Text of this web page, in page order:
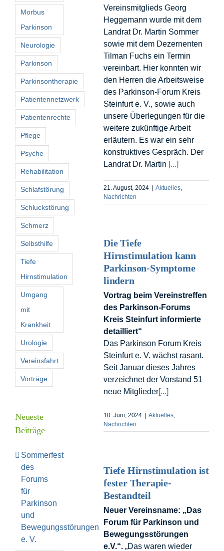
Vereinsmitglieds Georg
Heggemann wurde mit dem
Landrat Dr. Martin Sommer
sowie mit dem Dezernenten
Tilman Fuchs ein Termin
vereinbart. Hier konnten wir
den Herren die Arbeitsweise
des Parkinson-Forum Kreis
Steinfurt e. V., sowie auch
unsere Überlegungen für die
weitere zukünftige Arbeit
erläutern. Es war ein sehr
konstruktives Gespräch. Der
Landrat Dr. Martin [...]
21. August, 2024 | Aktuelles
Nachrichten
Die Tiefe
Hirnstimulation kann
Parkinson-Symptome
lindern
Vortrag beim Vereinstreffen
des Parkinson-Forums
Kreis Steinfurt informierte
detailliert“
Das Parkinson Forum Kreis
Steinfurt e. V. wächst rasant.
Seit Januar dieses Jahres
verzeichnet der Vorstand 51
neue Mitglieder[...]
10. Juni, 2024 | Aktuelles
Nachrichten
Tiefe Hirnstimulation ist
fester Therapie-
Bestandteil
Neuer Vereinsname: „Das
Forum für Parkinson und
Bewegungsstörungen
e.V.“. „Das waren wieder
Morbus
Parkinson
Neurologie
Parkinson
Parkinsontherapie
Patientennetzwerk
Patientenrechte
Pflege
Psyche
Rehabilitation
Schlafstörung
Schluckstörung
Schmerz
Selbsthilfe
Tiefe
Hirnstimulation
Umgang
mit
Krankheit
Urologie
Vereinsfahrt
Vorträge
Neueste
Beiträge
Sommerfest
des
Forums
für
Parkinson
und
Bewegungsstörungen
e. V.